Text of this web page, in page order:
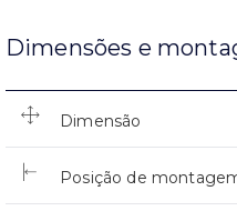
Dimensões e
Dimensão
Posição de